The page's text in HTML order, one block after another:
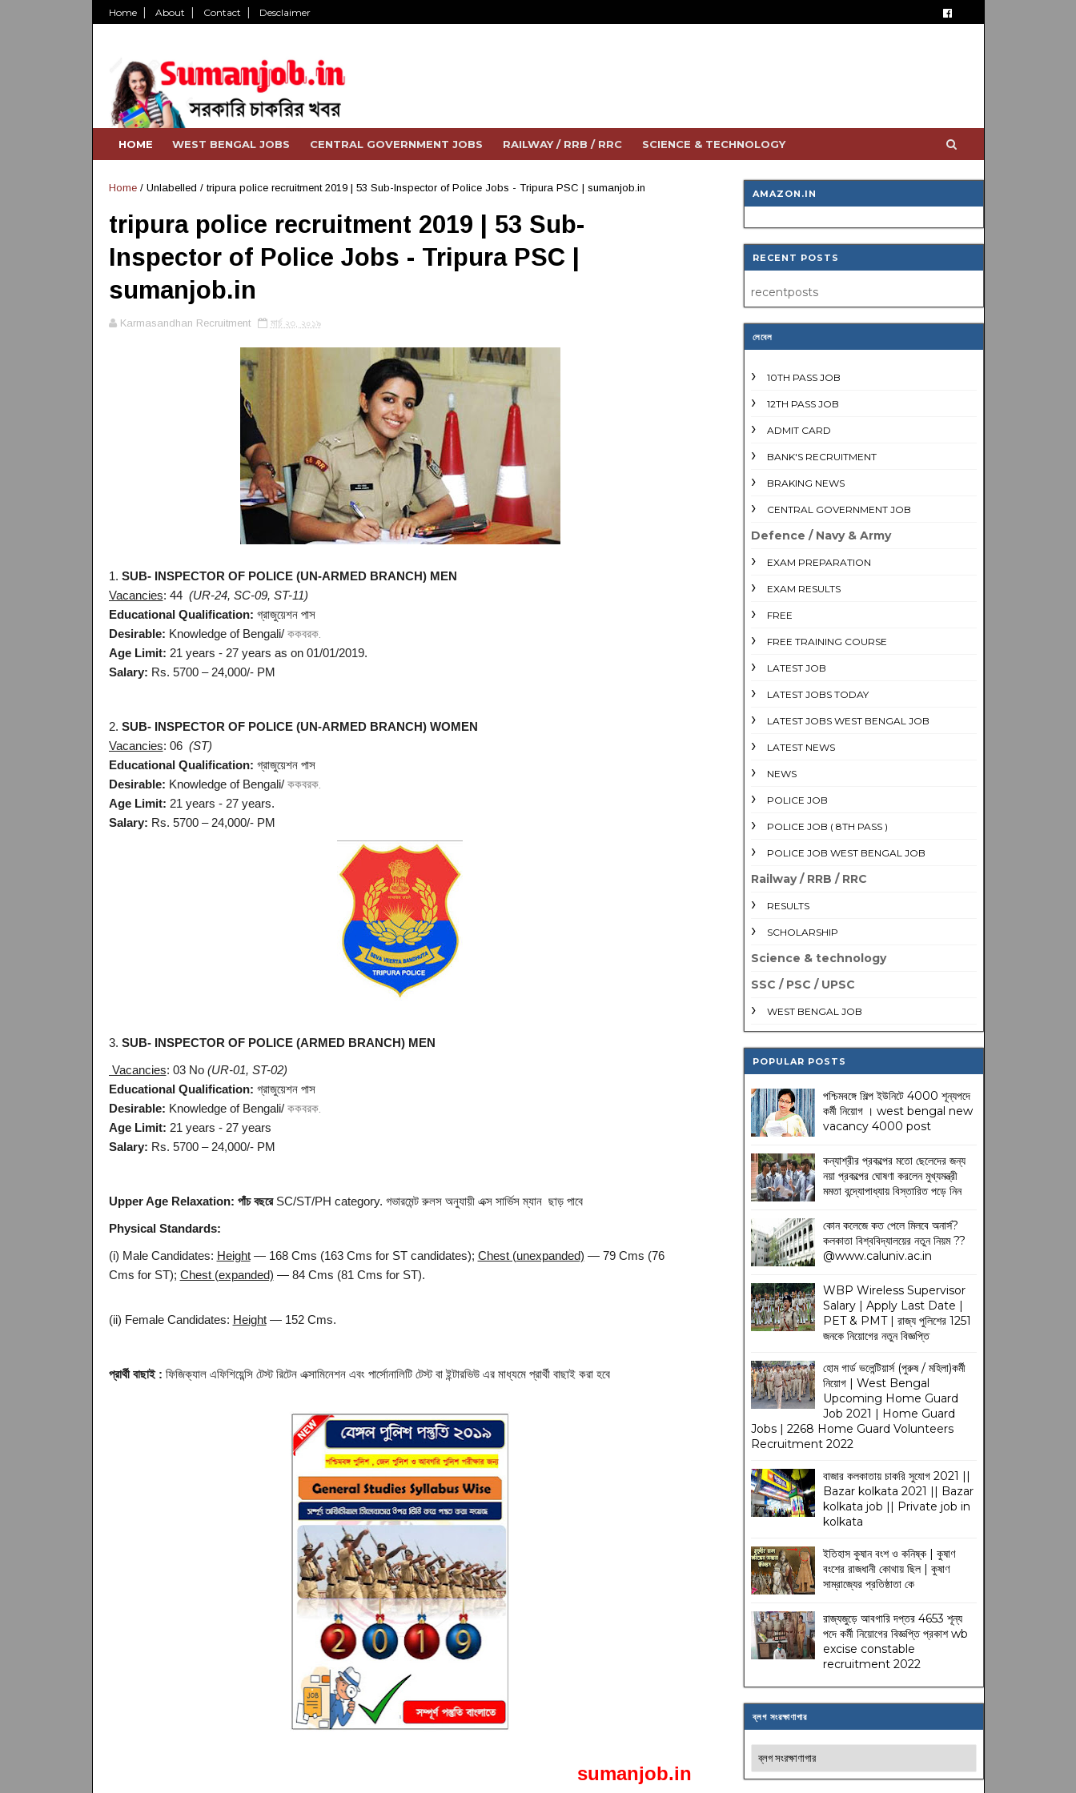
Home About Contact Desclaimer
HOME WEST BENGAL JOBS CENTRAL GOVERNMENT JOBS RAILWAY / RRB / RRC SCIENCE & TECHNOLOGY
Home/ Unlabelled / tripura police recruitment 2019 | 53 Sub-Inspector of Police Jobs - Tripura PSC | sumanjob.in
tripura police recruitment 2019 | 53 Sub-
Inspector of Police Jobs - Tripura PSC |
sumanjob.in
Karmasandhan Recruitment মার্চ ২৩, ২০১৯
1. SUB- INSPECTOR OF POLICE (UN-ARMED BRANCH) MEN
Vacancies: 44 (UR-24, SC-09, ST-11)
Educational Qualification: গ্রাজুয়েশন পাস
Desirable: Knowledge of Bengali/ ককবরক.
Age Limit: 21 years - 27 years as on 01/01/2019.
Salary: Rs. 5700 – 24,000/- PM
2. SUB- INSPECTOR OF POLICE (UN-ARMED BRANCH) WOMEN
Vacancies: 06 (ST)
Educational Qualification: গ্রাজুয়েশন পাস
Desirable: Knowledge of Bengali/ ককবরক.
Age Limit: 21 years - 27 years.
Salary: Rs. 5700 – 24,000/- PM
3. SUB- INSPECTOR OF POLICE (ARMED BRANCH) MEN
Vacancies: 03 No (UR-01, ST-02)
Educational Qualification: গ্রাজুয়েশন পাস
Desirable: Knowledge of Bengali/ ককবরক.
Age Limit: 21 years - 27 years
Salary: Rs. 5700 – 24,000/- PM
Upper Age Relaxation: পাঁচ বছরেSC/ST/PH category. গভারমেন্ট রুলস অনুযায়ী এক্স সার্ভিস ম্যান ছাড় পাবে
Physical Standards:
(i) Male Candidates: Height— 168 Cms (163 Cms for ST candidates); Chest (unexpanded) — 79 Cms (76
Cms for ST); Chest (expanded) — 84 Cms (81 Cms for ST).
(ii) Female Candidates: Height— 152 Cms.
প্রার্থী বাছাই : ফিজিক্যাল এফিশিয়েন্সি টেস্ট রিটেন এক্সামিনেশন এবং পার্সোনালিটি টেস্ট বা ইন্টারভিউ এর মাধ্যমে প্রার্থী বাছাই করা হবে
sumanjob.in
AMAZON.IN
RECENT POSTS
recentposts
লেবেল
10TH PASS JOB
12TH PASS JOB
ADMIT CARD
BANK'S RECRUITMENT
BRAKING NEWS
CENTRAL GOVERNMENT JOB
Defence / Navy & Army
EXAM PREPARATION
EXAM RESULTS
FREE
FREE TRAINING COURSE
LATEST JOB
LATEST JOBS TODAY
LATEST JOBS WEST BENGAL JOB
LATEST NEWS
NEWS
POLICE JOB
POLICE JOB ( 8TH PASS )
POLICE JOB WEST BENGAL JOB
Railway / RRB / RRC
RESULTS
SCHOLARSHIP
Science & technology
SSC / PSC / UPSC
WEST BENGAL JOB
POPULAR POSTS
পশ্চিমবঙ্গে শিল্প ইউনিটে 4000 শূন্যপদে
কর্মী নিয়োগ । west bengal new
vacancy 4000 post
কন্যাশ্রীর প্রকল্পের মতো ছেলেদের জন্য
নয়া প্রকল্পের ঘোষণা করলেন মুখ্যমন্ত্রী
মমতা বন্দ্যোপাধ্যায় বিস্তারিত পড়ে নিন
কোন কলেজে কত পেলে মিলবে অনার্স?
কলকাতা বিশ্ববিদ্যালয়ের নতুন নিয়ম??
@www.caluniv.ac.in
WBP Wireless Supervisor
Salary | Apply Last Date |
PET & PMT | রাজ্য পুলিশের 1251
জনকে নিয়োগের নতুন বিজ্ঞপ্তি
হোম গার্ড ভলেন্টিয়ার্স (পুরুষ / মহিলা)কর্মী
নিয়োগ | West Bengal
Upcoming Home Guard
Job 2021 | Home Guard
Jobs | 2268 Home Guard Volunteers
Recruitment 2022
বাজার কলকাতায় চাকরি সুযোগ 2021 ||
Bazar kolkata 2021 || Bazar
kolkata job || Private job in
kolkata
ইতিহাস কুষান বংশ ও কনিষ্ক | কুষাণ
বংশের রাজধানী কোথায় ছিল | কুষাণ
সাম্রাজ্যের প্রতিষ্ঠাতা কে
রাজ্যজুড়ে আবগারি দপ্তর 4653 শূন্য
পদে কর্মী নিয়োগের বিজ্ঞপ্তি প্রকাশ wb
excise constable
recruitment 2022
ব্লগ সংরক্ষাণাগার